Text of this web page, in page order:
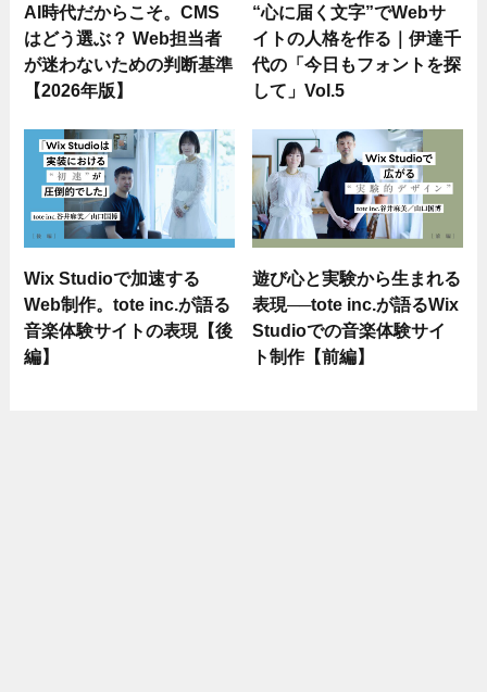
AI時代だからこそ。CMS
はどう選ぶ？ Web担当者
が迷わないための判断基準
【2026年版】
“心に届く文字”でWebサ
イトの人格を作る｜伊達千
代の「今日もフォントを探
して」Vol.5
Wix Studioで加速する
Web制作。tote inc.が語る
音楽体験サイトの表現【後
編】
遊び心と実験から生まれる
表現──tote inc.が語るWix
Studioでの音楽体験サイ
ト制作【前編】